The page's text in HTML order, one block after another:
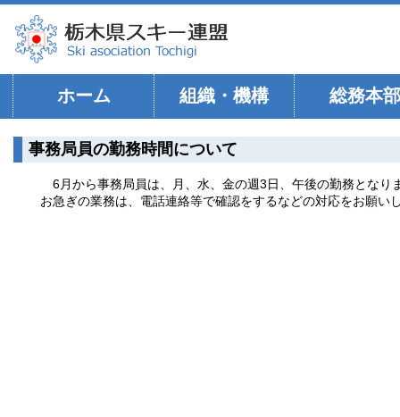
ホーム 組織・機構 総務本部
事務局員の勤務時間について
6月から事務局員は、月、水、金の週3日、午後の勤務となり
お急ぎの業務は、電話連絡等で確認をするなどの対応をお願い